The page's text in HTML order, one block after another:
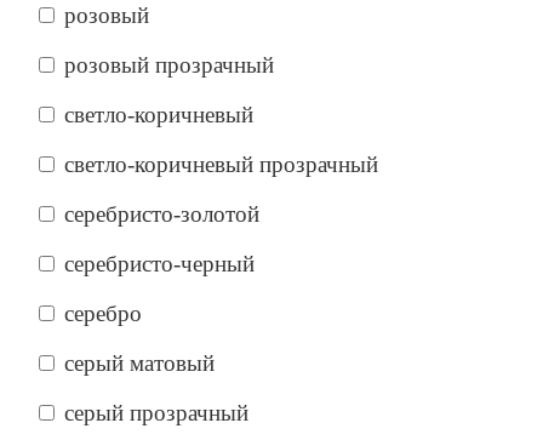
розовый
розовый прозрачный
светло-коричневый
светло-коричневый прозрачный
серебристо-золотой
серебристо-черный
серебро
серый матовый
серый прозрачный